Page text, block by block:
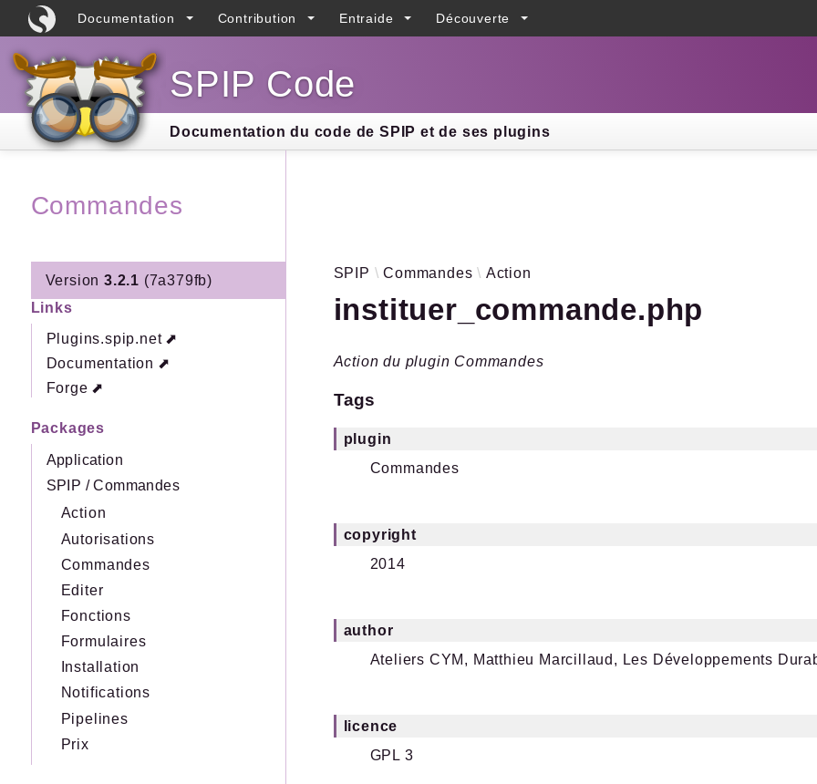
Documentation Contribution Entraide Découverte
SPIP Code
Documentation du code de SPIP et de ses plugins
Commandes
Version 3.2.1 (7a379fb)
Links
Plugins.spip.net
Documentation
Forge
Packages
Application
SPIP / Commandes
Action
Autorisations
Commandes
Editer
Fonctions
Formulaires
Installation
Notifications
Pipelines
Prix
SPIP Commandes Action
instituer_commande.php
Action du plugin Commandes
Tags
plugin
Commandes
copyright
2014
author
Ateliers CYM, Matthieu Marcillaud, Les Développements
licence
GPL 3
Search results